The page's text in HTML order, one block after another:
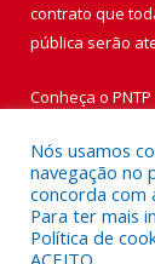
contrato que
pública serão
Conheça o PNTP
Todos os
Nós usamos
navegação no
concorda com
Para ter mais
Política de
ACEITO.